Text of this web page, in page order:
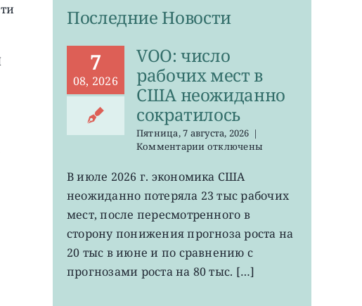
Последние Новости
7
08, 2026
VOO: число
рабочих мест в
США неожиданно
сократилось
Пятница, 7 августа, 2026 |
Комментариик
VOO:
рабочих
мест
США
неожиданно
сократилось
отключены
В июле 2026 г. экономика США
неожиданно потеряла 23 тыс рабочих
мест, после пересмотренного в
сторону понижения прогноза роста на
20 тыс в июне и по сравнению с
прогнозами роста на 80 тыс. […]